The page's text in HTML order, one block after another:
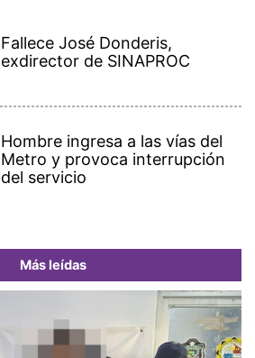
Fallece José Donderis,
exdirector de SINAPROC
Hombre ingresa a las vías del
Metro y provoca interrupción
del servicio
Más leídas